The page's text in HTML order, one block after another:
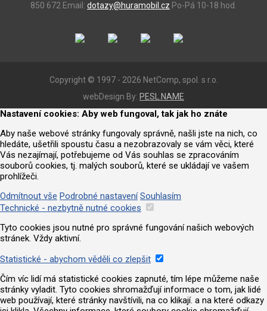
850 672 Email: dotazy@huramobil.cz Po-Pá 10-18 hod.
Copyright © 1997 - 2026 NetComp, spol. s r.o.
webDesign By: PESL.NAME
Nastavení cookies: Aby web fungoval, tak jak ho znáte
Aby naše webové stránky fungovaly správně, našli jste na nich, co
hledáte, ušetřili spoustu času a nezobrazovaly se vám věci, které
Vás nezajímají, potřebujeme od Vás souhlas se zpracováním
souborů cookies, tj. malých souborů, které se ukládají ve vašem
prohlížeči.
Odmítnout vše Podrobné nastavení Souhlasím
Technické - nezbytně nutné cookies
Tyto cookies jsou nutné pro správné fungování našich webových
stránek. Vždy aktivní.
Statistické - abychom věděli co zlepšit
Čím víc lidí má statistické cookies zapnuté, tím lépe můžeme naše
stránky vyladit. Tyto cookies shromažďují informace o tom, jak lidé
web používají, které stránky navštívili, na co klikají. a na které odkazy